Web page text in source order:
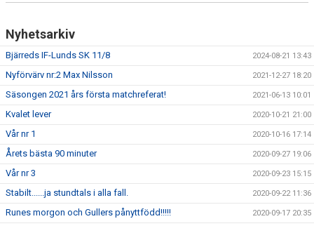
Nyhetsarkiv
Bjärreds IF-Lunds SK 11/8 2024-08-21 13:43
Nyförvärv nr:2 Max Nilsson 2021-12-27 18:20
Säsongen 2021 års första matchreferat! 2021-06-13 10:01
Kvalet lever 2020-10-21 21:00
Vår nr 1 2020-10-16 17:14
Årets bästa 90 minuter 2020-09-27 19:06
Vår nr 3 2020-09-23 15:15
Stabilt......ja stundtals i alla fall. 2020-09-22 11:36
Runes morgon och Gullers pånyttfödd!!!!! 2020-09-17 20:35